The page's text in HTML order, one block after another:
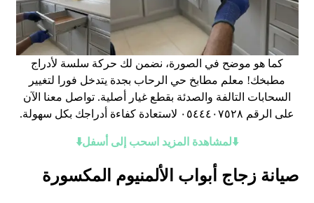
كما هو موضح في الصورة، نضمن لك حركة سلسة لأدراج
مطبخك! معلم مطابخ حي الرحاب بجدة يتدخل فورا لتغيير
السحابات التالفة والصدئة بقطع غيار أصلية. تواصل معنا الآن
على الرقم ٠٥٤٤٤٠٧٥٢٨ لاستعادة كفاءة أدراجك بكل سهولة.
⬇️لمشاهدة المزيد اسحب إلى أسفل⬇️
صيانة زجاج أبواب الألمنيوم المكسورة